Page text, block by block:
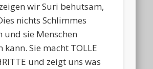
wir Suri behutsam,
nichts Schlimmes
und sie Menschen
kann. Sie macht TOLLE
und zeigt uns was